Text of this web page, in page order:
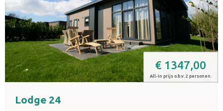
€ 1347,00
All-in prijs o.b.v. 2 personen.
Lodge 24